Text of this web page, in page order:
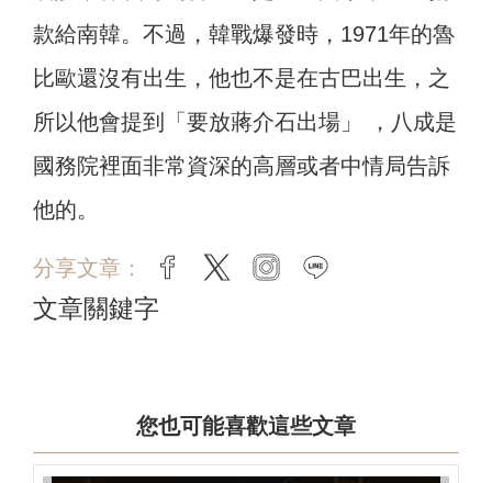
款給南韓。不過，韓戰爆發時，1971年的魯
比歐還沒有出生，他也不是在古巴出生，之
所以他會提到「要放蔣介石出場」 ，八成是
國務院裡面非常資深的高層或者中情局告訴
他的。
分享文章： facebook
twitter instagram
文章關鍵字
您也可能喜歡這些文章